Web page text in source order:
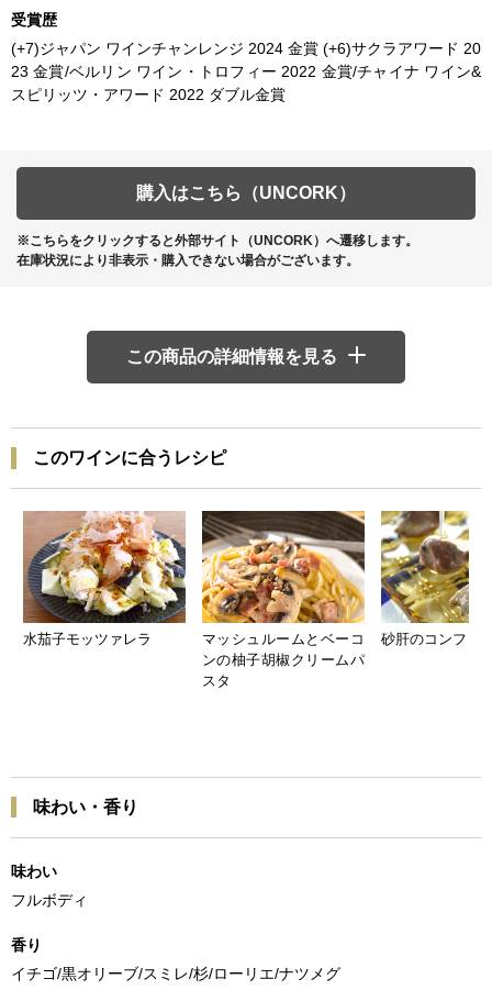
受賞歴
(+7)ジャパン ワインチャンレンジ 2024 金賞 (+6)サクラアワード 20
23 金賞/ベルリン ワイン・トロフィー 2022 金賞/チャイナ ワイン&
スピリッツ・アワード 2022 ダブル金賞
購入はこちら（UNCORK）
※こちらをクリックすると外部サイト（UNCORK）へ遷移します。
在庫状況により非表示・購入できない場合がございます。
この商品の詳細情報を見る
このワインに合うレシピ
水茄子モッツァレラ
マッシュルームとベーコ
ンの柚子胡椒クリームパ
スタ
砂肝のコンフィ
味わい・香り
味わい
フルボディ
香り
イチゴ/黒オリーブ/スミレ/杉/ローリエ/ナツメグ